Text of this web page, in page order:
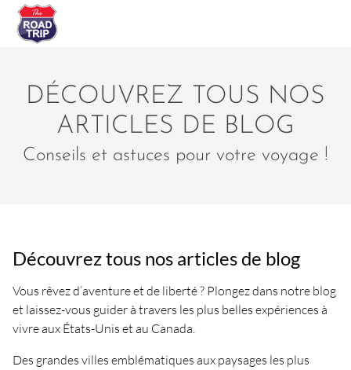
DÉCOUVREZ TOUS NOS
ARTICLES DE BLOG
Conseils et astuces pour votre voyage !
Découvrez tous nos articles de blog
Vous rêvez d’aventure et de liberté ? Plongez dans notre blog
et laissez-vous guider à travers les plus belles expériences à
vivre aux États-Unis et au Canada.
Des grandes villes emblématiques aux paysages les plus